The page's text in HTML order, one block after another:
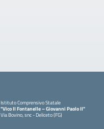
Istituto Comprensivo Statale
"Vico II Fontanelle – Giovanni Paolo II"
Via Bovino, snc - Deliceto (FG)